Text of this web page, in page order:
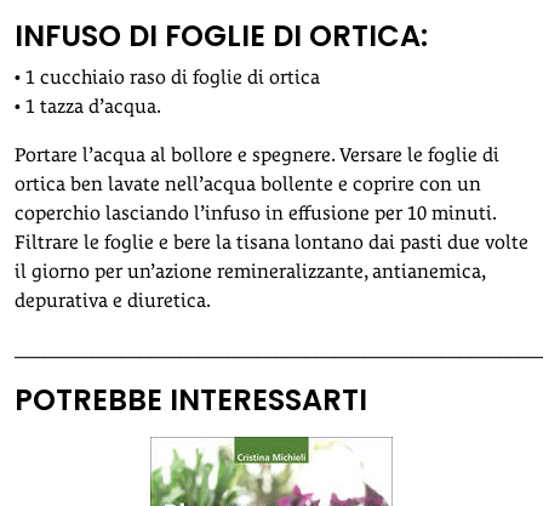
INFUSO DI FOGLIE DI ORTICA:
• 1 cucchiaio raso di foglie di ortica
• 1 tazza d’acqua.
Portare l’acqua al bollore e spegnere. Versare le foglie di
ortica ben lavate nell’acqua bollente e coprire con un
coperchio lasciando l’infuso in effusione per 10 minuti.
Filtrare le foglie e bere la tisana lontano dai pasti due volte
il giorno per un’azione remineralizzante, antianemica,
depurativa e diuretica.
POTREBBE INTERESSARTI